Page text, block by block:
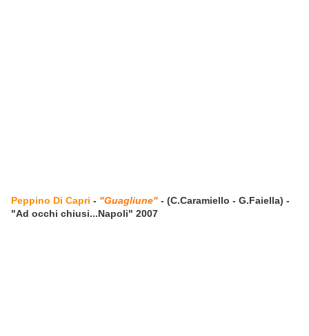
Peppino Di Capri - "Guagliune" - (C.Caramiello - G.Faiella) -
"Ad occhi chiusi...Napoli" 2007